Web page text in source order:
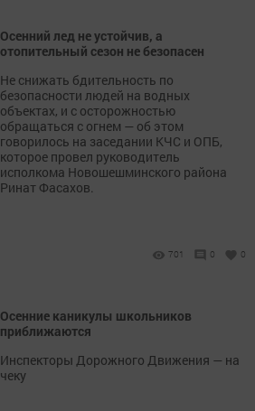
Осенний лед не устойчив, а
отопительный сезон не безопасен
Не снижать бдительность по
безопасности людей на водных
объектах, и с осторожностью
обращаться с огнем — об этом
говорилось на заседании КЧС и ОПБ,
которое провел руководитель
исполкома Новошешминского района
Ринат Фасахов.
701 0 0
Осенние каникулы школьников
приближаются
Инспекторы Дорожного Движения — на
чеку